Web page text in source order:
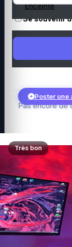
Enceinte
Top PC
Poster une
Connexion
Se souvenir
Pas encore de
Très bon